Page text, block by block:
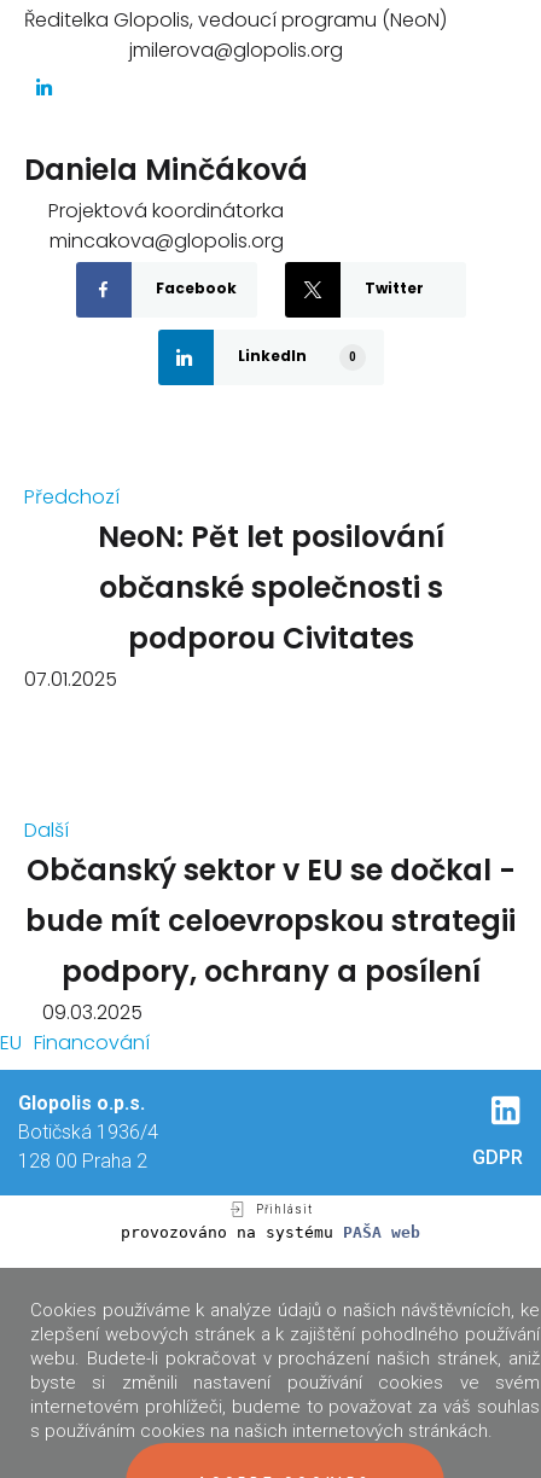
Ředitelka Glopolis, vedoucí programu (NeoN)
jmilerova@glopolis.org
Daniela Minčáková
Projektová koordinátorka
mincakova@glopolis.org
Facebook Twitter
LinkedIn 0
Předchozí
NeoN: Pět let posilování
občanské společnosti s
podporou Civitates
07.01.2025
Další
Občanský sektor v EU se dočkal -
bude mít celoevropskou strategii
podpory, ochrany a posílení
09.03.2025
EU Financování
Glopolis o.p.s.
Botičská 1936/4
128 00 Praha 2
GDPR
Přihlásit
provozováno na systému PAŠA web
Cookies používáme k analýze údajů o našich návštěvnících, ke
zlepšení webových stránek a k zajištění pohodlného používání
webu. Budete-li pokračovat v procházení našich stránek, aniž
byste si změnili nastavení používání cookies ve svém
internetovém prohlížeči, budeme to považovat za váš souhlas
s používáním cookies na našich internetových stránkách.